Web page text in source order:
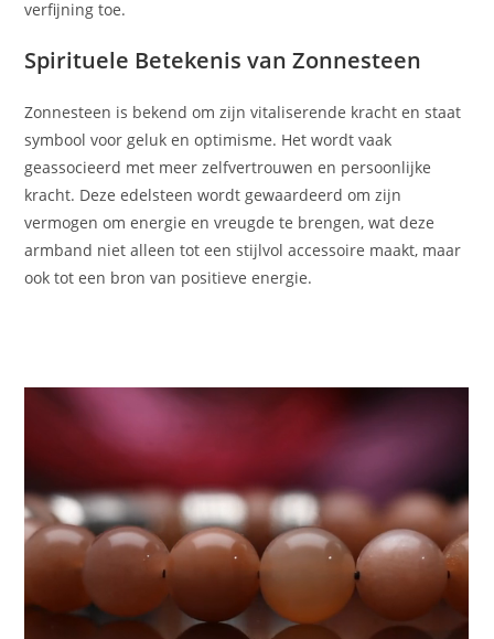
verfijning toe.
Spirituele Betekenis van Zonnesteen
Zonnesteen is bekend om zijn vitaliserende kracht en staat
symbool voor geluk en optimisme. Het wordt vaak
geassocieerd met meer zelfvertrouwen en persoonlijke
kracht. Deze edelsteen wordt gewaardeerd om zijn
vermogen om energie en vreugde te brengen, wat deze
armband niet alleen tot een stijlvol accessoire maakt, maar
ook tot een bron van positieve energie.